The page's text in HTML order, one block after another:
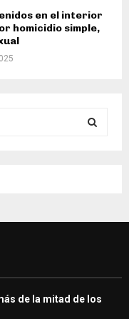
en el interior
homicidio simple,
H
de la mitad de los